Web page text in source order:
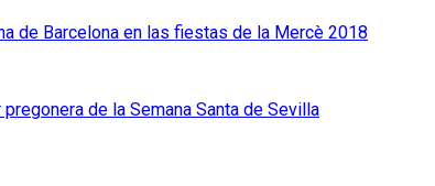
de Barcelona en las fiestas de la Mercè 2018
de la Semana Santa de Sevilla